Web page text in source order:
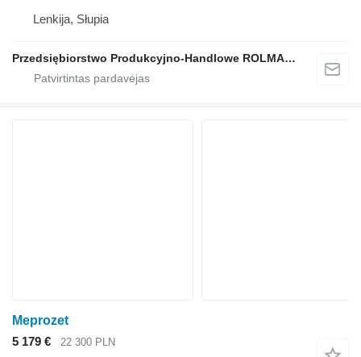
Lenkija, Słupia
Przedsiębiorstwo Produkcyjno-Handlowe ROLMAPOL Marcin Dziekan
Meprozet
5 179 €
22 300 PLN